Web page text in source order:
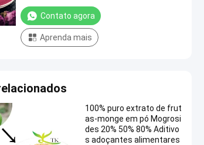
Contato agora
Aprenda mais
100% puro extrato de frut
as-monge em pó Mogrosi
des 20% 50% 80% Aditivo
s adoçantes alimentares